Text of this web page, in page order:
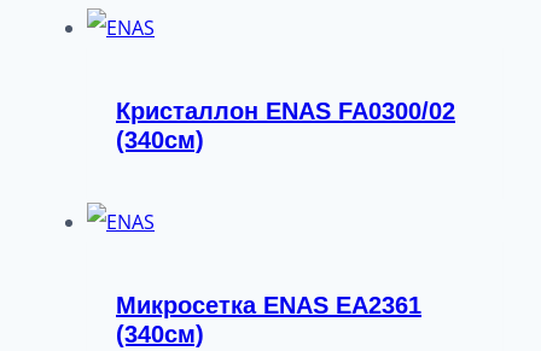
Кристаллон ENAS FA0300/02
(340см)
Микросетка ENAS EA2361
(340см)